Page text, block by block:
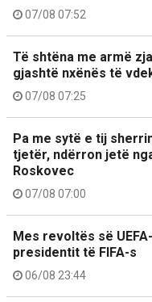
07/08 07:52
Të shtëna me armë
gjashtë nxënës të
07/08 07:25
Pa me sytë e tij
tjetër, ndërron jetë
Roskovec
07/08 07:00
Mes revoltës së
presidentit të FIFA-s
06/08 23:44